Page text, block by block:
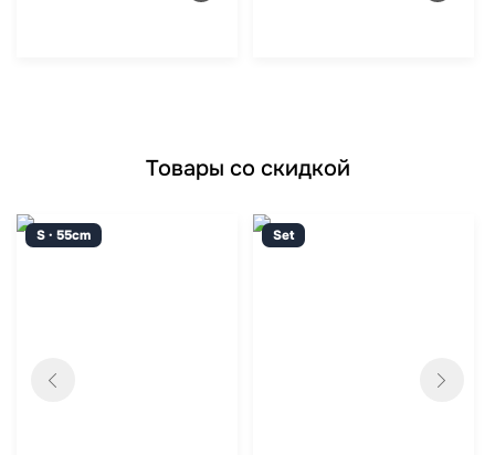
Товары со скидкой
S · 55cm Set